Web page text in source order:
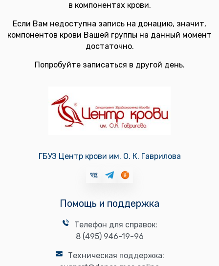
в компонентах крови.
Если Вам недоступна запись на донацию, значит,
компонентов крови Вашей группы на данный момент
достаточно.
Попробуйте записаться в другой день.
ГБУЗ Центр крови им. О. К. Гаврилова
Помощь и поддержка
Телефон для справок:
8 (495) 946-19-96
Техническая поддержка: